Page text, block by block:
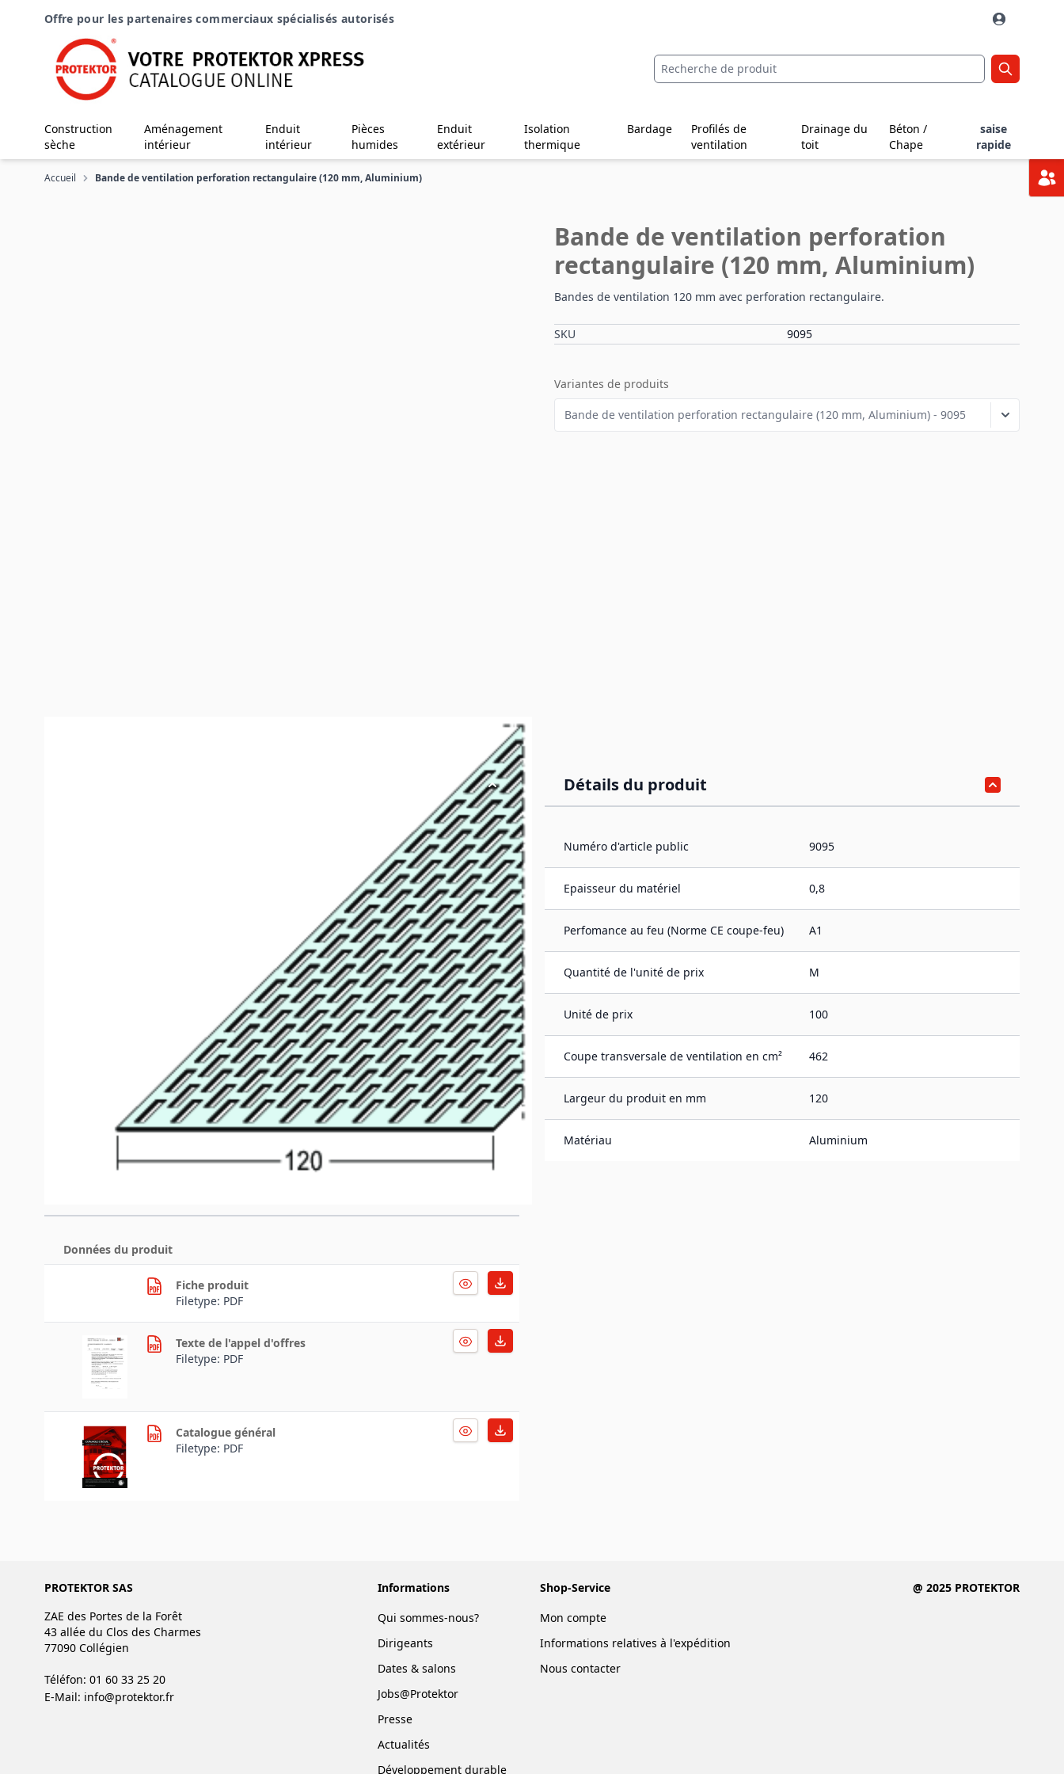
Offre pour les partenaires commerciaux spécialisés autorisés
Construction
sèche
Aménagement
intérieur
Enduit
intérieur
Pièces
humides
Enduit
extérieur
Isolation
thermique
Bardage
Profilés de
ventilation
Drainage du
toit
Béton /
Chape
saise
rapide
Accueil Bande de ventilation perforation rectangulaire (120 mm, Aluminium)
Bande de ventilation perforation
rectangulaire (120 mm, Aluminium)
Bandes de ventilation 120 mm avec perforation rectangulaire.
SKU 9095
Variantes de produits
Bande de ventilation perforation rectangulaire (120 mm, Aluminium)
La bande de ventilation PROTEKTOR en aluminium avec perforation
rectangulaire permet une ventilation optimale et efficace et favorise
l’élimination de l’humidité due à l’eau de diffusion ou de condensation. Elle
permet en outre d’empêcher les petits animaux d’accéder au niveau de
ventilation. Section de ventilation libre 462 cm²/mct
Détails du produit
Numéro d'article public 9095
Epaisseur du matériel 0,8
Perfomance au feu (Norme CE coupe-feu) A1
Quantité de l'unité de prix M
Unité de prix 100
Coupe transversale de ventilation en cm² 462
Largeur du produit en mm 120
Matériau Aluminium
Données du produit
Fiche produit
Filetype: PDF
Texte de l'appel d'offres
Filetype: PDF
Catalogue général
Filetype: PDF
PROTEKTOR SAS
ZAE des Portes de la Forêt
43 allée du Clos des Charmes
77090 Collégien
Téléfon: 01 60 33 25 20
E-Mail: info@protektor.fr
Informations
Qui sommes-nous?
Dirigeants
Dates & salons
Jobs@Protektor
Presse
Actualités
Développement durable
Shop-Service
Mon compte
Informations relatives à l'expédition
Nous contacter
@ 2025 PROTEKTOR